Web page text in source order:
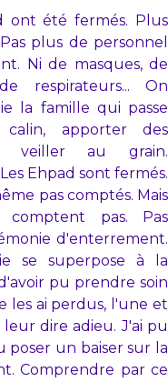
ont été fermés. Plus
plus de personnel
Ni de masques, de
respirateurs... On
la famille qui passe
apporter des
veiller au grain.
Ehpad sont fermés.
pas comptés. Mais
pas. Pas
d'enterrement.
se superpose à la
pu prendre soin
les ai perdus, l'une et
leur dire adieu. J'ai pu
poser un baiser sur la
Comprendre par ce